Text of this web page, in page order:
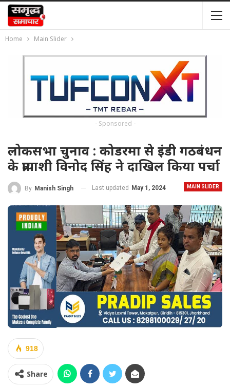
Home Main Slider
- Sponsored -
लोकसभा चुनाव : कोडरमा से इंडी गठबंधन
के प्रत्याशी विनोद सिंह ने दाखिल किया पर्चा
MAIN SLIDER
By Manish Singh Last updated May 1, 2024
918
Share